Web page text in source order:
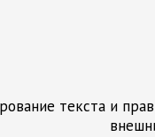
текста и